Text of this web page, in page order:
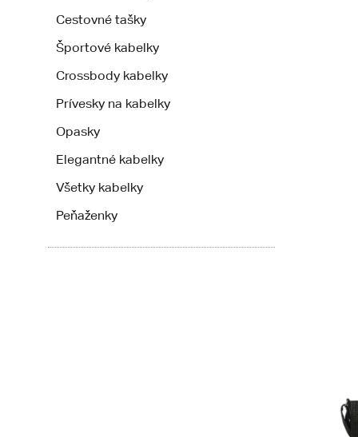
Cestovné tašky
Športové kabelky
Crossbody kabelky
Prívesky na kabelky
Opasky
Elegantné kabelky
Všetky kabelky
Peňaženky